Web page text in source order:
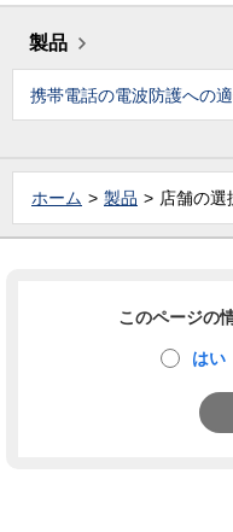
製品
携帯電話の電波防護への
ホーム 製品 店舗の選
このページの
はい